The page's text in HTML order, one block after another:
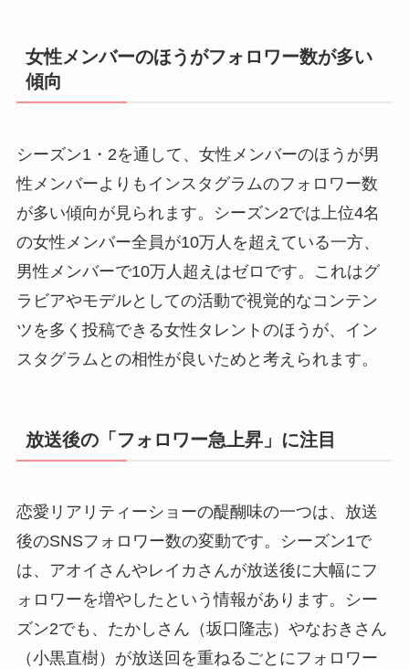
女性メンバーのほうがフォロワー数が多い
傾向
シーズン1・2を通して、女性メンバーのほうが男
性メンバーよりもインスタグラムのフォロワー数
が多い傾向が見られます。シーズン2では上位4名
の女性メンバー全員が10万人を超えている一方、
男性メンバーで10万人超えはゼロです。これはグ
ラビアやモデルとしての活動で視覚的なコンテン
ツを多く投稿できる女性タレントのほうが、イン
スタグラムとの相性が良いためと考えられます。
放送後の「フォロワー急上昇」に注目
恋愛リアリティーショーの醍醐味の一つは、放送
後のSNSフォロワー数の変動です。シーズン1で
は、アオイさんやレイカさんが放送後に大幅にフ
ォロワーを増やしたという情報があります。シー
ズン2でも、たかしさん（坂口隆志）やなおきさん
（小黒直樹）が放送回を重ねるごとにフォロワー